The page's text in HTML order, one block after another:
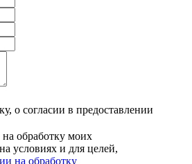
о согласии в предоставлении
обработку моих
условиях и для целей,
на обработку